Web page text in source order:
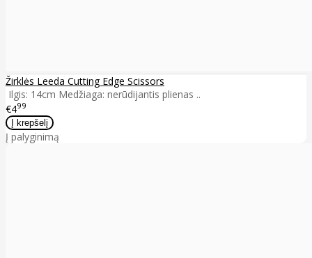
Žirklės Leeda Cutting Edge Scissors
Ilgis: 14cm Medžiaga: nerūdijantis plienas ..
€499
Į palyginimą